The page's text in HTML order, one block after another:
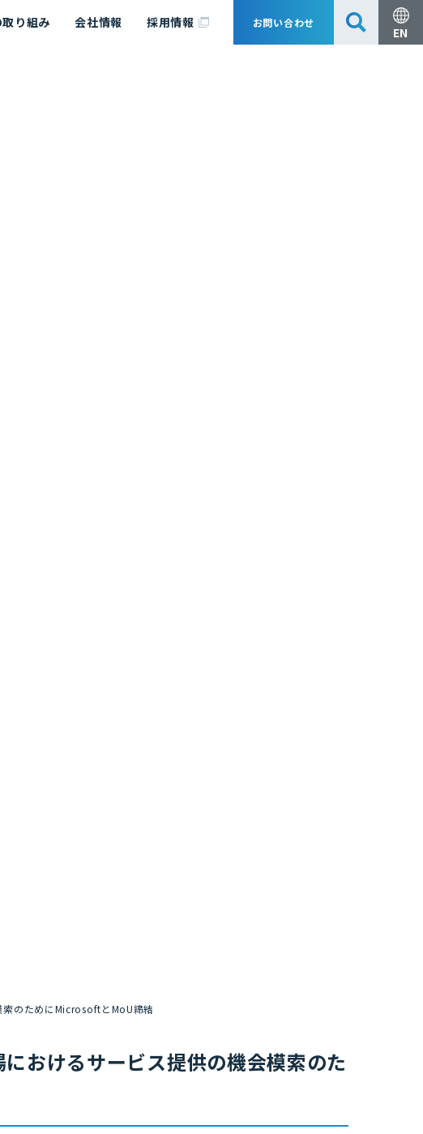
り組み 会社情報 採用情報 お問い合わせ
EN
のためにMicrosoftとMoU締結
おけるサービス提供の機会模索のた